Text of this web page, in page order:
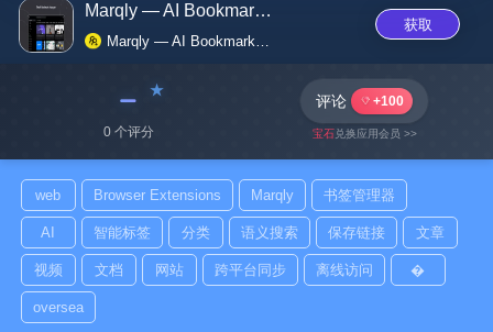
Marqly — AI Bookmark Manager |...
Marqly — AI Bookmark Manager | Organize Smarter, Find Faster
获取
﹣
0 个评分
评论 +100
宝石兑换应用会员 >>
web Browser Extensions Marqly 书签管理器
AI 智能标签 分类 语义搜索 保存链接 文章
视频 文档 网站 跨平台同步 离线访问 �
oversea